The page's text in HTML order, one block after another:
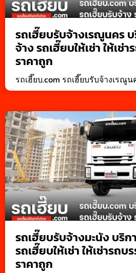
รถเฮี๊ยบรับจ้างเรณูนคร
จ้าง รถเฮี๊ยบให้เช่า ให้เช่
ราคาถูก
รถเฮี๊ยบ.com รถเฮี๊ยบรับจ้างเรณู
รถเฮี๊ยบรับจ้างมะนัง บริก
รถเฮี๊ยบให้เช่า ให้เช่ารถ
ราคาถูก